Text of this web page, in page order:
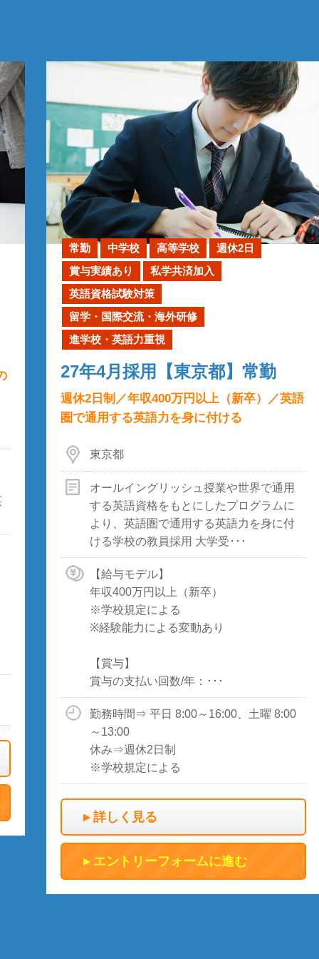
常勤 中学校 高等学校
週休2日
賞与実績あり
私学共済加入
英語資格試験対策
留学・国際交流・海外研修
進学校・英語力重視
27年4月採用【東京都】常勤
週休2日制／年収400万円以上（新卒）／英語
圏で通用する英語力を身に付ける
東京都
オールイングリッシュ授業や世界で通用
する英語資格をもとにしたプログラムに
より、英語圏で通用する英語力を身に付
ける学校の教員採用 大学受･･･
【給与モデル】
年収400万円以上（新卒）
※学校規定による
※経験能力による変動あり
【賞与】
賞与の支払い回数/年：･･･
勤務時間⇒ 平日 8:00～16:00、土曜 8:00
～13:00
休み⇒週休2日制
※学校規定による
詳しく見る
エントリーフォームに進む